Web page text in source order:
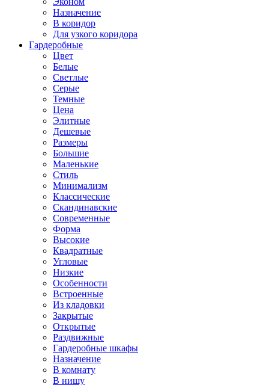
Назначение
В коридор
Для узкого коридора
Гардеробные
Цвет
Белые
Светлые
Серые
Темные
Цена
Элитные
Дешевые
Размеры
Большие
Маленькие
Стиль
Минимализм
Классические
Скандинавские
Современные
Форма
Высокие
Квадратные
Угловые
Низкие
Особенности
Встроенные
Из кладовки
Закрытые
Открытые
Раздвижные
Гардеробные шкафы
Назначение
В комнату
В нишу